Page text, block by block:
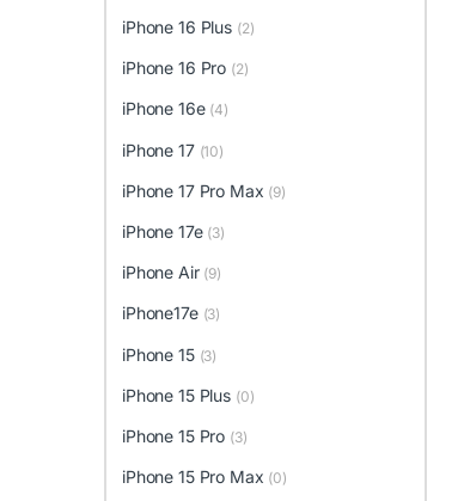
iPhone 16 Plus (2)
iPhone 16 Pro (2)
iPhone 16e (4)
iPhone 17 (10)
iPhone 17 Pro Max (9)
iPhone 17e (3)
iPhone Air (9)
iPhone17e (3)
iPhone 15 (3)
iPhone 15 Plus (0)
iPhone 15 Pro (3)
iPhone 15 Pro Max (0)